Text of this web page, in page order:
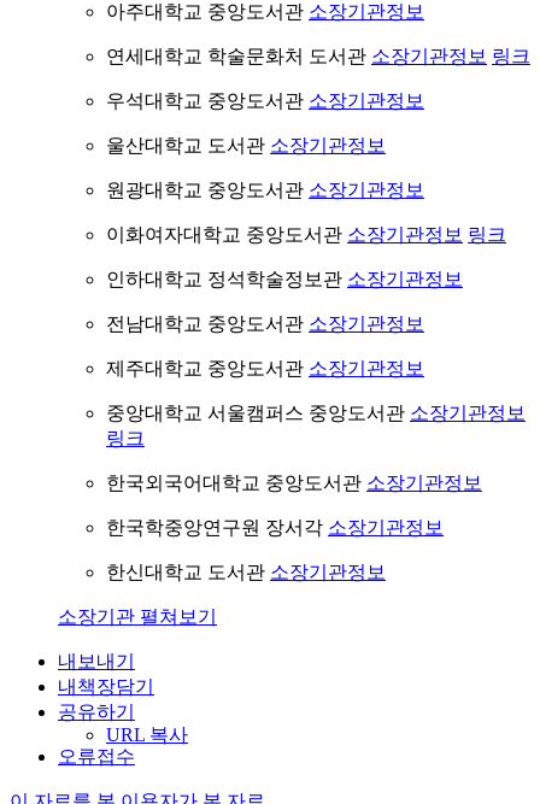
아주대학교 중앙도서관 소장기관정보
연세대학교 학술문화처 도서관 소장기관정보 링크
우석대학교 중앙도서관 소장기관정보
울산대학교 도서관 소장기관정보
원광대학교 중앙도서관 소장기관정보
이화여자대학교 중앙도서관 소장기관정보 링크
인하대학교 정석학술정보관 소장기관정보
전남대학교 중앙도서관 소장기관정보
제주대학교 중앙도서관 소장기관정보
중앙대학교 서울캠퍼스 중앙도서관 소장기관정보
링크
한국외국어대학교 중앙도서관 소장기관정보
한국학중앙연구원 장서각 소장기관정보
한신대학교 도서관 소장기관정보
소장기관 펼쳐보기
내보내기
내책장담기
공유하기
URL 복사
오류접수